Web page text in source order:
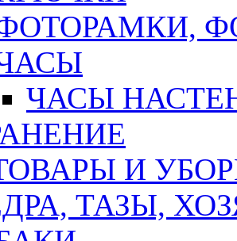
ЧАСЫ
И
ТАЗЫ,